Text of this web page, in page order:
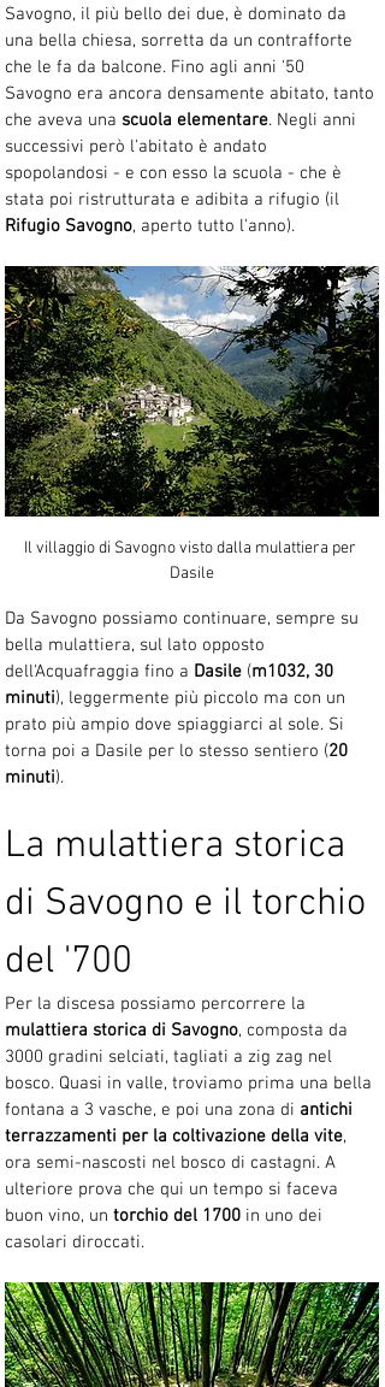
Savogno, il più bello dei due, è dominato da
una bella chiesa, sorretta da un contrafforte
che le fa da balcone. Fino agli anni '50
Savogno era ancora densamente abitato, tanto
che aveva una scuola elementare. Negli anni
successivi però l'abitato è andato
spopolandosi - e con esso la scuola - che è
stata poi ristrutturata e adibita a rifugio (il
Rifugio Savogno, aperto tutto l'anno).
Il villaggio di Savogno visto dalla mulattiera per
Dasile
Da Savogno possiamo continuare, sempre su
bella mulattiera, sul lato opposto
dell'Acquafraggia fino a Dasile (m1032, 30
minuti), leggermente più piccolo ma con un
prato più ampio dove spiaggiarci al sole. Si
torna poi a Dasile per lo stesso sentiero (20
minuti).
La mulattiera storica
di Savogno e il torchio
del '700
Per la discesa possiamo percorrere la
mulattiera storica di Savogno, composta da
3000 gradini selciati, tagliati a zig zag nel
bosco. Quasi in valle, troviamo prima una bella
fontana a 3 vasche, e poi una zona di antichi
terrazzamenti per la coltivazione della vite,
ora semi-nascosti nel bosco di castagni. A
ulteriore prova che qui un tempo si faceva
buon vino, un torchio del 1700 in uno dei
casolari diroccati.